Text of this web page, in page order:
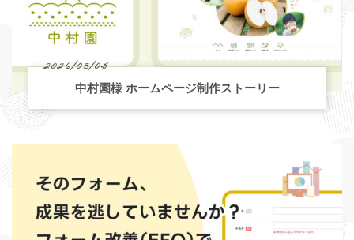
2026/03/05
中村園様 ホームページ制作ストーリー